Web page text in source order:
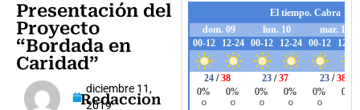
Presentación del
Proyecto
“Bordada en
Caridad”
Redaccion
diciembre 11,
2019